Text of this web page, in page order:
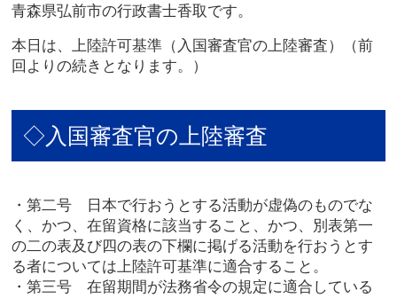
青森県弘前市の行政書士香取です。
本日は、上陸許可基準（入国審査官の上陸審査）（前
回よりの続きとなります。）
◇入国審査官の上陸審査
・第二号 日本で行おうとする活動が虚偽のものでな
く、かつ、在留資格に該当すること、かつ、別表第一
の二の表及び四の表の下欄に掲げる活動を行おうとす
る者については上陸許可基準に適合すること。
・第三号 在留期間が法務省令の規定に適合している